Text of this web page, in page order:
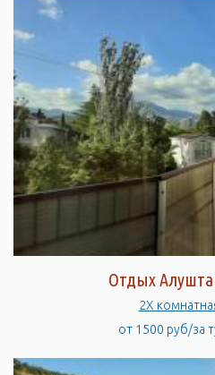
Отдых Алушта
2Х
от 1500 руб/за